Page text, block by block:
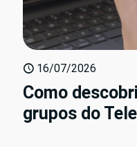
16/07/2026
Como
grupos do